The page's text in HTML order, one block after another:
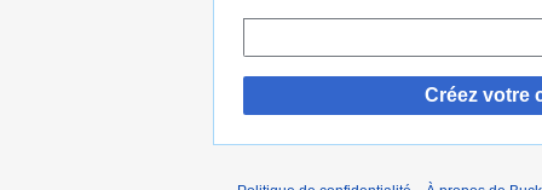
Créez votre